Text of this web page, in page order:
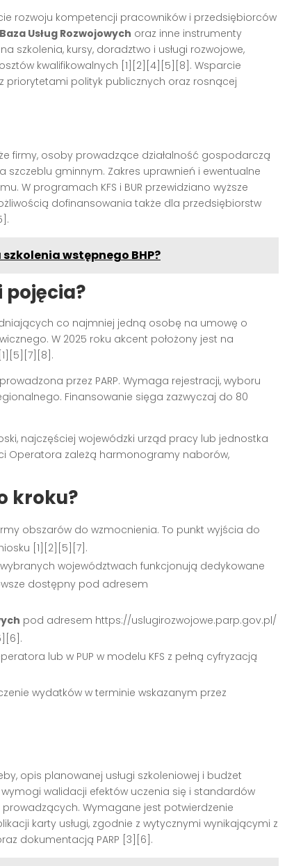
rozwoju kompetencji pracowników i przedsiębiorców
Baza Usług Rozwojowych oraz inne instrumenty
szkolenia, kursy, doradztwo i usługi rozwojowe,
kwalifikowalnych [1][2][4][5][8]. Wsparcie
priorytetami polityk publicznych oraz rosnącej
firmy, osoby prowadzące działalność gospodarczą
gminnym. Zakres uprawnień i ewentualne
W programach KFS i BUR przewidziano wyższe
dofinansowania także dla przedsiębiorstw
wstępnego BHP?
pojęcia?
co najmniej jedną osobę na umowę o
W 2025 roku akcent położony jest na
[1][5][7][8].
przez PARP. Wymaga rejestracji, wyboru
Finansowanie sięga zazwyczaj do 80
najczęściej wojewódzki urząd pracy lub jednostka
Operatora zależą harmonogramy naborów,
kroku?
obszarów do wzmocnienia. To punkt wyjścia do
[1][2][5][7].
województwach funkcjonują dedykowane
dostępny pod adresem
pod adresem https://uslugirozwojowe.parp.gov.pl/
lub w PUP w modelu KFS z pełną cyfryzacją
wydatków w terminie wskazanym przez
opis planowanej usługi szkoleniowej i budżet
wymogi walidacji efektów uczenia się i standardów
Wymagane jest potwierdzenie
karty usługi, zgodnie z wytycznymi wynikającymi z
dokumentacją PARP [3][6].